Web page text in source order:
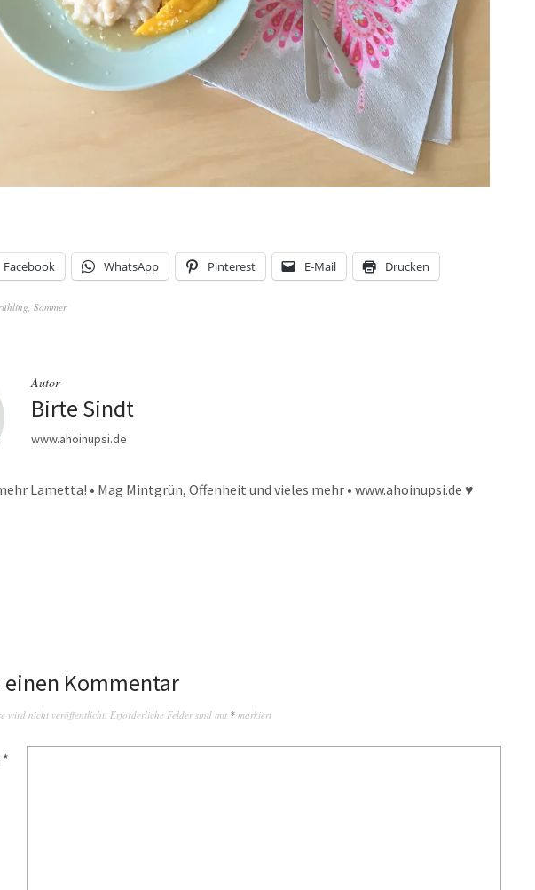
Facebook WhatsApp Pinterest E-Mail Drucken
, Sommer
Autor
Birte Sindt
www.ahoinupsi.de
Lametta! • Mag Mintgrün, Offenheit und vieles mehr • www.ahoinupsi.de ♥
einen Kommentar
wird nicht veröffentlicht. Erforderliche Felder sind mit * markiert
*